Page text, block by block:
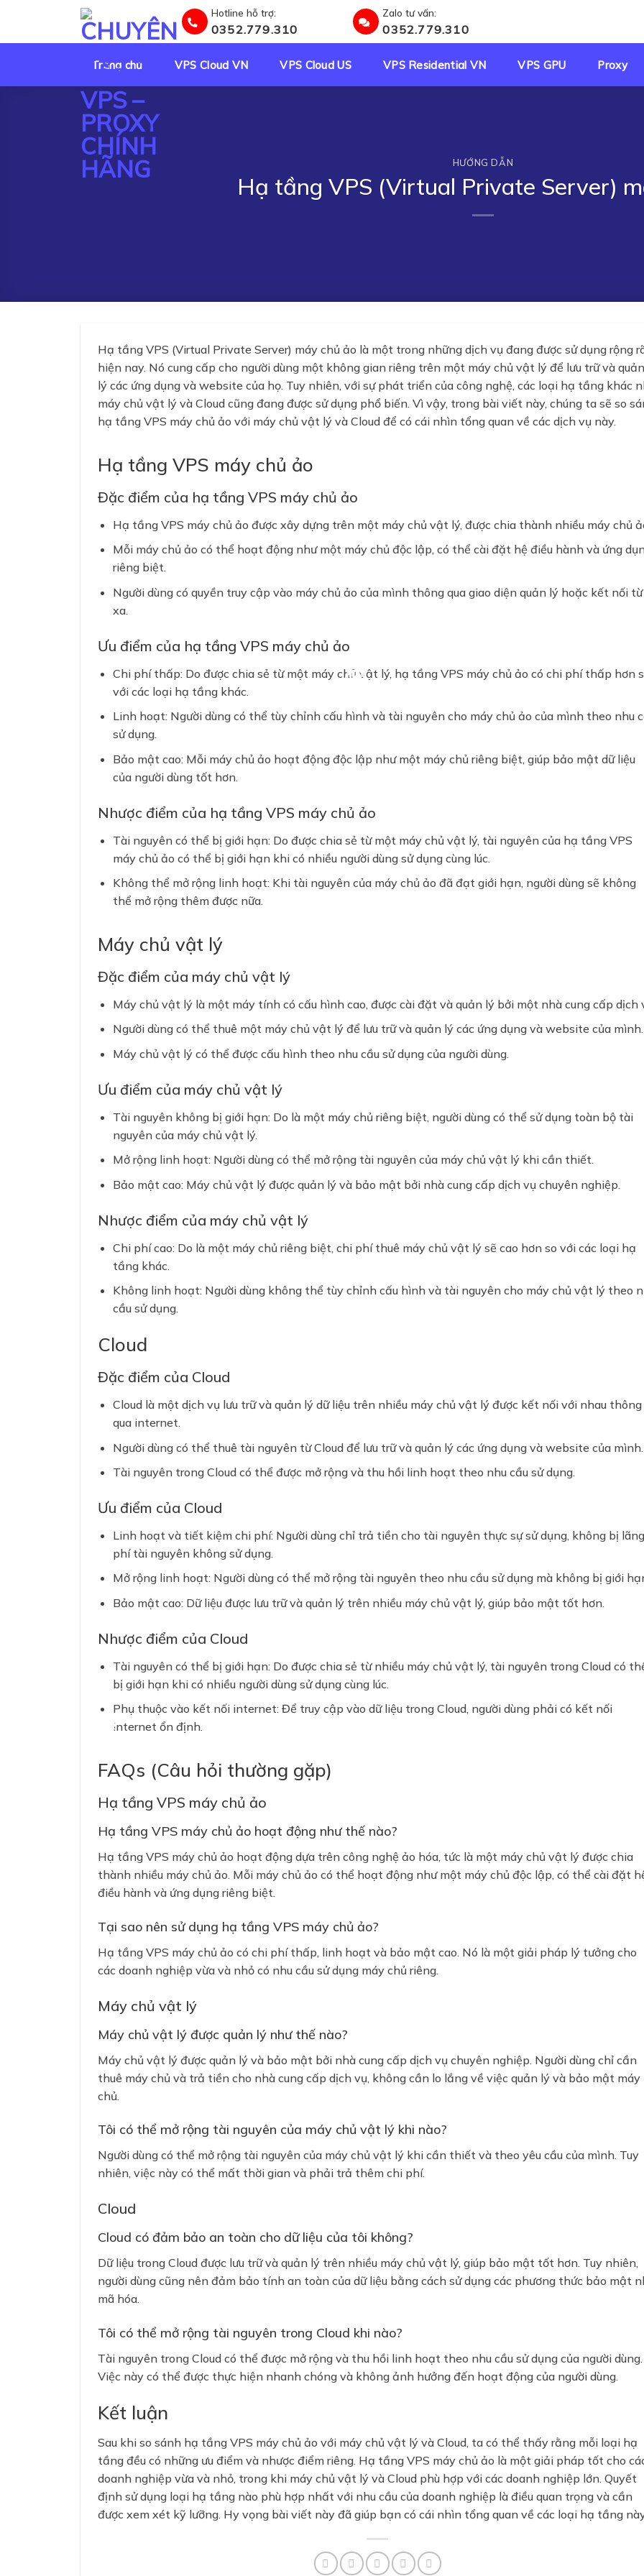
content
Hotline hỗ trợ:
0352.779.310
Zalo tư vấn:
0352.779.310
Trang chủ VPS Cloud VN VPS Cloud US VPS Residential VN VPS GPU Proxy
❅
❆
HƯỚNG DẪN
Hạ tầng VPS (Virtual Private Server)
Hạ tầng VPS (Virtual Private Server) máy chủ ảo là một trong những dịch vụ đang được sử dụng rộng
hiện nay. Nó cung cấp cho người dùng một không gian riêng trên một máy chủ vật lý để lưu trữ và quản
lý các ứng dụng và website của họ. Tuy nhiên, với sự phát triển của công nghệ, các loại hạ tầng khác
máy chủ vật lý và Cloud cũng đang được sử dụng phổ biến. Vì vậy, trong bài viết này, chúng ta sẽ so
hạ tầng VPS máy chủ ảo với máy chủ vật lý và Cloud để có cái nhìn tổng quan về các dịch vụ này.
Hạ tầng VPS máy chủ ảo
Đặc điểm của hạ tầng VPS máy chủ ảo
Hạ tầng VPS máy chủ ảo được xây dựng trên một máy chủ vật lý, được chia thành nhiều máy chủ
Mỗi máy chủ ảo có thể hoạt động như một máy chủ độc lập, có thể cài đặt hệ điều hành và ứng
riêng biệt.
Người dùng có quyền truy cập vào máy chủ ảo của mình thông qua giao diện quản lý hoặc kết nối từ
xa.
Ưu điểm của hạ tầng VPS máy chủ ảo
Chi phí thấp: Do được chia sẻ từ một máy chủ vật lý, hạ tầng VPS máy chủ ảo có chi phí thấp hơn
với các loại hạ tầng khác.
Linh hoạt: Người dùng có thể tùy chỉnh cấu hình và tài nguyên cho máy chủ ảo của mình theo nhu
sử dụng.
Bảo mật cao: Mỗi máy chủ ảo hoạt động độc lập như một máy chủ riêng biệt, giúp bảo mật dữ liệu
của người dùng tốt hơn.
Nhược điểm của hạ tầng VPS máy chủ ảo
Tài nguyên có thể bị giới hạn: Do được chia sẻ từ một máy chủ vật lý, tài nguyên của hạ tầng VPS
máy chủ ảo có thể bị giới hạn khi có nhiều người dùng sử dụng cùng lúc.
Không thể mở rộng linh hoạt: Khi tài nguyên của máy chủ ảo đã đạt giới hạn, người dùng sẽ không
thể mở rộng thêm được nữa.
Máy chủ vật lý
Đặc điểm của máy chủ vật lý
Máy chủ vật lý là một máy tính có cấu hình cao, được cài đặt và quản lý bởi một nhà cung cấp dịch
Người dùng có thể thuê một máy chủ vật lý để lưu trữ và quản lý các ứng dụng và website của mình.
Máy chủ vật lý có thể được cấu hình theo nhu cầu sử dụng của người dùng.
Ưu điểm của máy chủ vật lý
Tài nguyên không bị giới hạn: Do là một máy chủ riêng biệt, người dùng có thể sử dụng toàn bộ tài
nguyên của máy chủ vật lý.
Mở rộng linh hoạt: Người dùng có thể mở rộng tài nguyên của máy chủ vật lý khi cần thiết.
Bảo mật cao: Máy chủ vật lý được quản lý và bảo mật bởi nhà cung cấp dịch vụ chuyên nghiệp.
Nhược điểm của máy chủ vật lý
Chi phí cao: Do là một máy chủ riêng biệt, chi phí thuê máy chủ vật lý sẽ cao hơn so với các loại hạ
tầng khác.
Không linh hoạt: Người dùng không thể tùy chỉnh cấu hình và tài nguyên cho máy chủ vật lý theo
cầu sử dụng.
Cloud
Đặc điểm của Cloud
Cloud là một dịch vụ lưu trữ và quản lý dữ liệu trên nhiều máy chủ vật lý được kết nối với nhau thông
qua internet.
Người dùng có thể thuê tài nguyên từ Cloud để lưu trữ và quản lý các ứng dụng và website của mình.
Tài nguyên trong Cloud có thể được mở rộng và thu hồi linh hoạt theo nhu cầu sử dụng.
Ưu điểm của Cloud
Linh hoạt và tiết kiệm chi phí: Người dùng chỉ trả tiền cho tài nguyên thực sự sử dụng, không bị lãng
phí tài nguyên không sử dụng.
Mở rộng linh hoạt: Người dùng có thể mở rộng tài nguyên theo nhu cầu sử dụng mà không bị giới
Bảo mật cao: Dữ liệu được lưu trữ và quản lý trên nhiều máy chủ vật lý, giúp bảo mật tốt hơn.
Nhược điểm của Cloud
Tài nguyên có thể bị giới hạn: Do được chia sẻ từ nhiều máy chủ vật lý, tài nguyên trong Cloud có
bị giới hạn khi có nhiều người dùng sử dụng cùng lúc.
Phụ thuộc vào kết nối internet: Để truy cập vào dữ liệu trong Cloud, người dùng phải có kết nối
internet ổn định.
FAQs (Câu hỏi thường gặp)
Hạ tầng VPS máy chủ ảo
Hạ tầng VPS máy chủ ảo hoạt động như thế nào?
Hạ tầng VPS máy chủ ảo hoạt động dựa trên công nghệ ảo hóa, tức là một máy chủ vật lý được chia
thành nhiều máy chủ ảo. Mỗi máy chủ ảo có thể hoạt động như một máy chủ độc lập, có thể cài đặt
điều hành và ứng dụng riêng biệt.
Tại sao nên sử dụng hạ tầng VPS máy chủ ảo?
Hạ tầng VPS máy chủ ảo có chi phí thấp, linh hoạt và bảo mật cao. Nó là một giải pháp lý tưởng cho
các doanh nghiệp vừa và nhỏ có nhu cầu sử dụng máy chủ riêng.
Máy chủ vật lý
Máy chủ vật lý được quản lý như thế nào?
Máy chủ vật lý được quản lý và bảo mật bởi nhà cung cấp dịch vụ chuyên nghiệp. Người dùng chỉ cần
thuê máy chủ và trả tiền cho nhà cung cấp dịch vụ, không cần lo lắng về việc quản lý và bảo mật máy
chủ.
Tôi có thể mở rộng tài nguyên của máy chủ vật lý khi nào?
Người dùng có thể mở rộng tài nguyên của máy chủ vật lý khi cần thiết và theo yêu cầu của mình. Tuy
nhiên, việc này có thể mất thời gian và phải trả thêm chi phí.
Cloud
Cloud có đảm bảo an toàn cho dữ liệu của tôi không?
Dữ liệu trong Cloud được lưu trữ và quản lý trên nhiều máy chủ vật lý, giúp bảo mật tốt hơn. Tuy nhiên,
người dùng cũng nên đảm bảo tính an toàn của dữ liệu bằng cách sử dụng các phương thức bảo mật
mã hóa.
Tôi có thể mở rộng tài nguyên trong Cloud khi nào?
Tài nguyên trong Cloud có thể được mở rộng và thu hồi linh hoạt theo nhu cầu sử dụng của người dùng.
Việc này có thể được thực hiện nhanh chóng và không ảnh hưởng đến hoạt động của người dùng.
Kết luận
Sau khi so sánh hạ tầng VPS máy chủ ảo với máy chủ vật lý và Cloud, ta có thể thấy rằng mỗi loại hạ
tầng đều có những ưu điểm và nhược điểm riêng. Hạ tầng VPS máy chủ ảo là một giải pháp tốt cho
doanh nghiệp vừa và nhỏ, trong khi máy chủ vật lý và Cloud phù hợp với các doanh nghiệp lớn. Quyết
định sử dụng loại hạ tầng nào phù hợp nhất với nhu cầu của doanh nghiệp là điều quan trọng và cần
được xem xét kỹ lưỡng. Hy vọng bài viết này đã giúp bạn có cái nhìn tổng quan về các loại hạ tầng